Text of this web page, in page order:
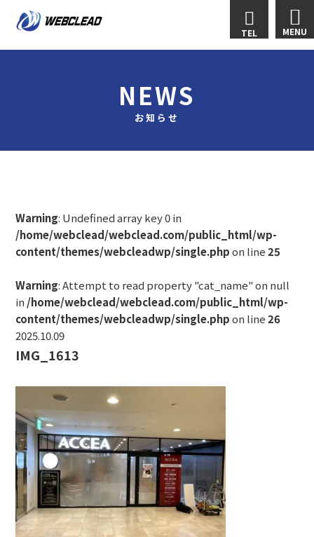
MENU
TEL
NEWS
お知らせ
Warning: Undefined array key 0 in
/home/webclead/webclead.com/public_html/wp-
content/themes/webcleadwp/single.phpon line25
Warning: Attempt to read property "cat_name" on null
in /home/webclead/webclead.com/public_html/wp-
content/themes/webcleadwp/single.phpon line26
2025.10.09
IMG_1613